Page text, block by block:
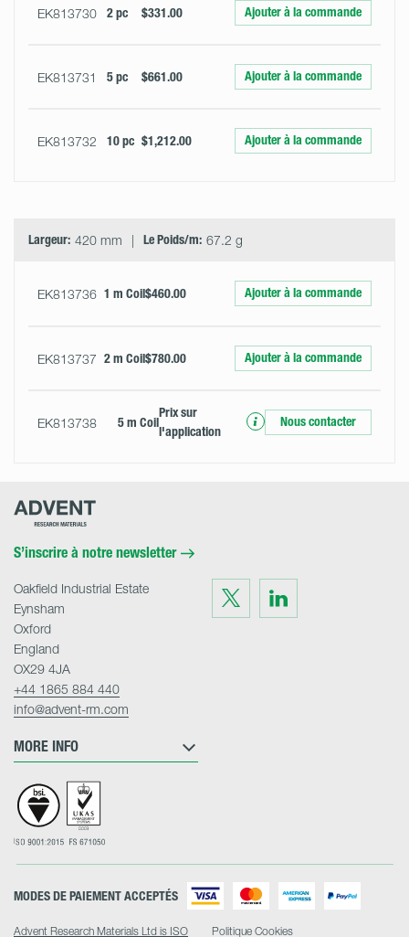
EK813730 2 pc $331.00 Ajouter à la commande
EK813731 5 pc $661.00 Ajouter à la commande
EK813732 10 pc $1,212.00 Ajouter à la commande
Largeur: 420 mm Le Poids/m: 67.2 g
EK813736 1 m Coil$460.00 Ajouter à la commande
EK813737 2 m Coil$780.00 Ajouter à la commande
EK813738 5 m Coil
Prix ​​sur
l'application
Nous contacter
Advent
S’inscrire à notre newsletter
Visit
us
on
Twitter
Visit
on
LinkedIn
MORE INFO
Oakfield Industrial Estate
Eynsham
Oxford
England
OX29 4JA
+44 1865 884 440
info@advent-rm.com
Advent Research Materials Ltd is ISO
MODES DE PAIEMENT ACCEPTÉS
Politique Cookies